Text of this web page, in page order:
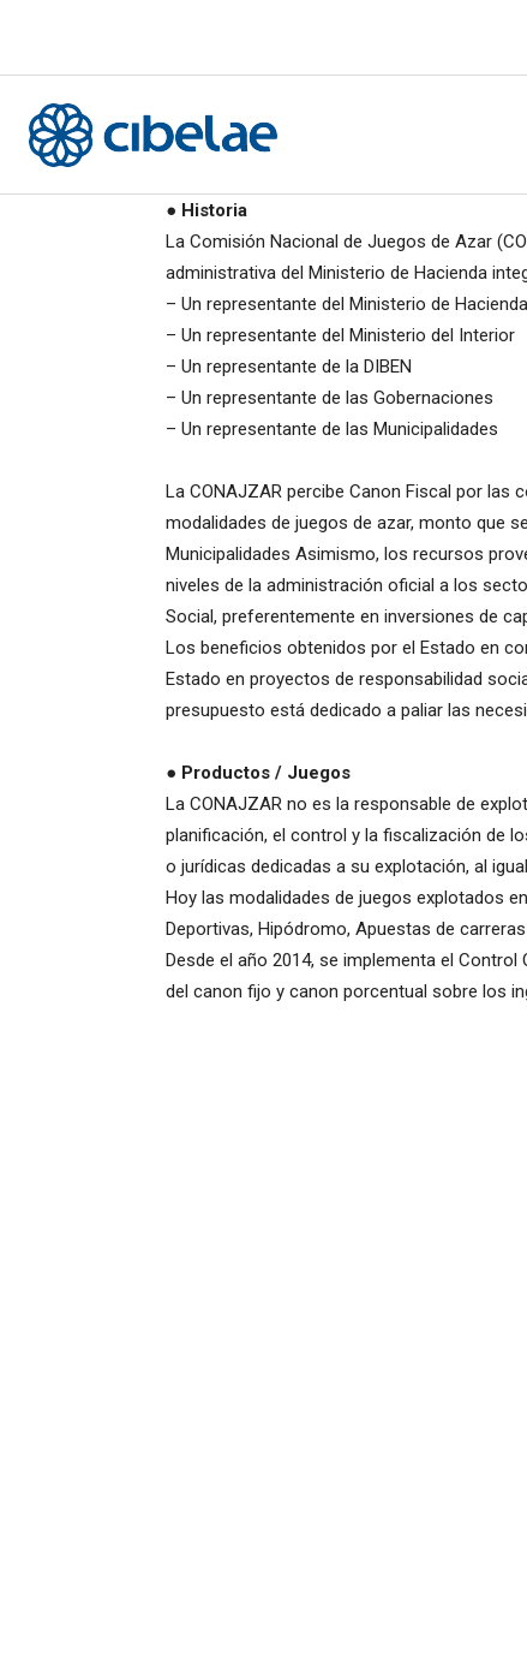
● Historia
La Comisión Nacional de Juegos de Azar
administrativa del Ministerio de Hacienda
– Un representante del Ministerio de Hacienda
– Un representante del Ministerio del Interior
– Un representante de la DIBEN
– Un representante de las Gobernaciones
– Un representante de las Municipalidades
La CONAJZAR percibe Canon Fiscal por las
modalidades de juegos de azar, monto que
Municipalidades Asimismo, los recursos
niveles de la administración oficial a los
Social, preferentemente en inversiones de
Los beneficios obtenidos por el Estado en
Estado en proyectos de responsabilidad
presupuesto está dedicado a paliar las
● Productos / Juegos
La CONAJZAR no es la responsable de
planificación, el control y la fiscalización de
o jurídicas dedicadas a su explotación, al
Hoy las modalidades de juegos explotados
Deportivas, Hipódromo, Apuestas de
Desde el año 2014, se implementa el
del canon fijo y canon porcentual sobre los